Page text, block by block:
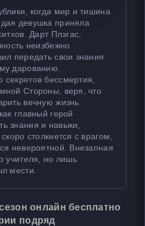
когда мир и тишина
девушка приняла
Дарт Плэгас,
неизбежно
передать свои знания
дарованию.
бессмертия,
Стороны, веря, что
вечную жизнь
главный герой
знания и навыки,
столкнется с врагом,
невероятной. Внезапная
учителя, но лишь
мести.
онлайн бесплатно
подряд